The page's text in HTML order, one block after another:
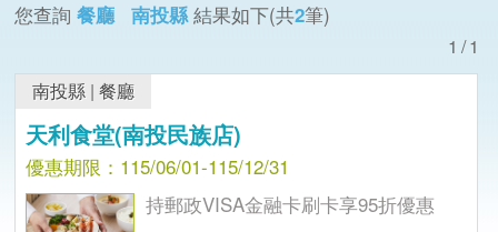
您查詢 餐廳 南投縣 結果如下(共2筆)
1/1
南投縣 |餐廳
天利食堂(南投民族店)
優惠期限：115/06/01-115/12/31
持郵政VISA金融卡刷卡享95折優惠